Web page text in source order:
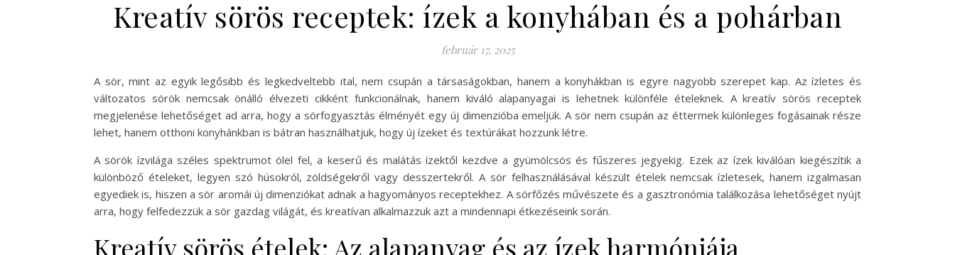
Kreatív sörös receptek: ízek a konyhában és a pohárban
február 17, 2025
A sör, mint az egyik legősibb és legkedveltebb ital, nem csupán a társaságokban, hanem a konyhákban is egyre nagyobb szerepet kap. Az ízletes és
változatos sörök nemcsak önálló élvezeti cikként funkcionálnak, hanem kiváló alapanyagai is lehetnek különféle ételeknek. A kreatív sörös receptek
megjelenése lehetőséget ad arra, hogy a sörfogyasztás élményét egy új dimenzióba emeljük. A sör nem csupán az éttermek különleges fogásainak része
lehet, hanem otthoni konyhánkban is bátran használhatjuk, hogy új ízeket és textúrákat hozzunk létre.
A sörök ízvilága széles spektrumot ölel fel, a keserű és malátás ízektől kezdve a gyümölcsös és fűszeres jegyekig. Ezek az ízek kiválóan kiegészítik a
különböző ételeket, legyen szó húsokról, zöldségekről vagy desszertekről. A sör felhasználásával készült ételek nemcsak ízletesek, hanem izgalmasan
egyediek is, hiszen a sör aromái új dimenziókat adnak a hagyományos receptekhez. A sörfőzés művészete és a gasztronómia találkozása lehetőséget nyújt
arra, hogy felfedezzük a sör gazdag világát, és kreatívan alkalmazzuk azt a mindennapi étkezéseink során.
Kreatív sörös ételek: Az alapanyag és az ízek harmóniája